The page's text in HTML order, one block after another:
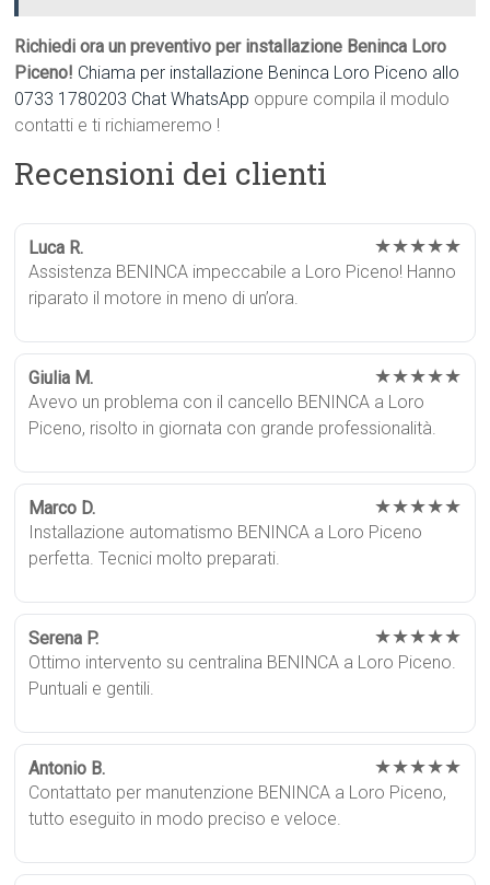
Richiedi ora un preventivo per installazione Beninca Loro
Piceno! Chiama per installazione Beninca Loro Piceno allo
0733 1780203 Chat WhatsApp oppure compila il modulo
contatti e ti richiameremo !
Recensioni dei clienti
Luca R. ★★★★★
Assistenza BENINCA impeccabile a Loro Piceno! Hanno
riparato il motore in meno di un’ora.
Giulia M. ★★★★★
Avevo un problema con il cancello BENINCA a Loro
Piceno, risolto in giornata con grande professionalità.
Marco D. ★★★★★
Installazione automatismo BENINCA a Loro Piceno
perfetta. Tecnici molto preparati.
Serena P. ★★★★★
Ottimo intervento su centralina BENINCA a Loro Piceno.
Puntuali e gentili.
Antonio B. ★★★★★
Contattato per manutenzione BENINCA a Loro Piceno,
tutto eseguito in modo preciso e veloce.